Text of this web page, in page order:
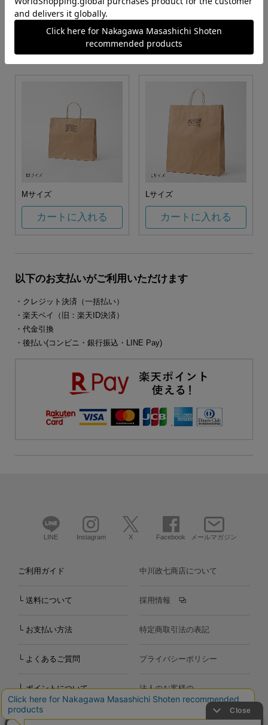
S・M・Lサイズより当店に
お任せ
カートに入れる カートに入れる
Mサイズ
カートに入れる
Lサイズ
カートに入れる
以下のお支払いがご利用いただけます
・クレジット決済（一括払い）
・楽天ペイ（旧：楽天ID決済）
・代金引換
・後払い(コンビニ・銀行振込・LINE Pay)
LINE Instagram X Facebook メールマガジン
ご利用ガイド
└ 送料について
└ お支払い方法
└ よくあるご質問
└ ポイントについて
個人のお客様の
中川政七商店について
採用情報
特定商取引法の表記
プライバシーポリシー
法人のお客様の
お問い合わせ